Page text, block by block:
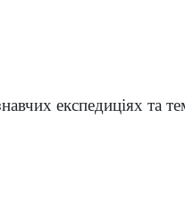
експедиціях та